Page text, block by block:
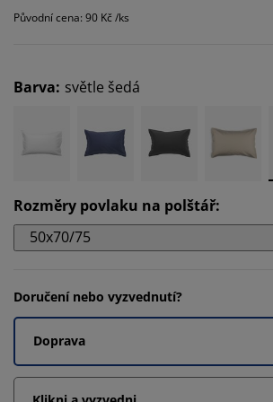
Původní cena: 90 Kč /ks
Barva: světle šedá
Rozměry povlaku na polštář:
50x70/75
Doručení nebo vyzvednutí?
Doprava